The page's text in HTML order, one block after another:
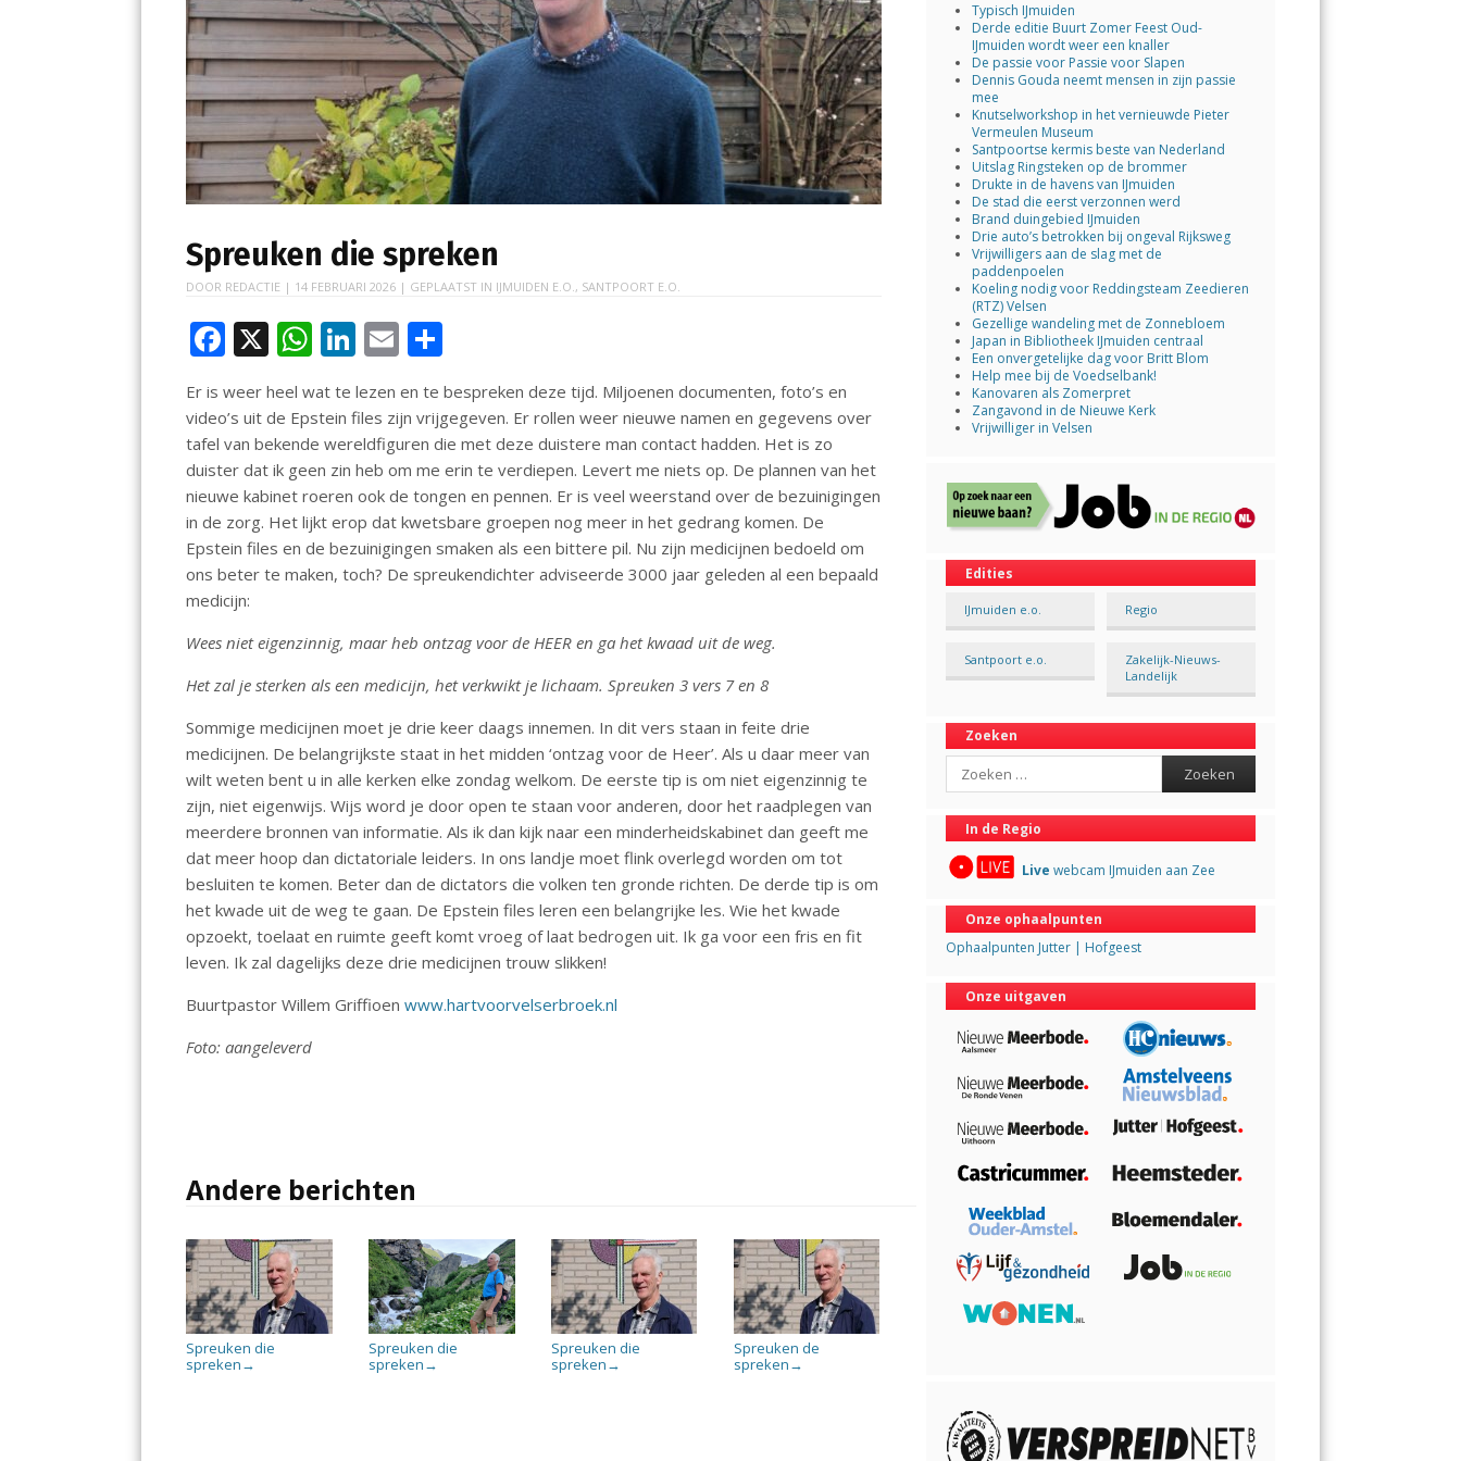
Spreuken die spreken
DOOR REDACTIE | 14 FEBRUARI 2026 | GEPLAATST IN IJMUIDEN E.O., SANTPOORT E.O.
F
ac
e
b
o
o
k
X W
h
at
s
A
p
p
Li
n
k
e
dI
n
E
m
ai
l
e
n
Er is weer heel wat te lezen en te bespreken deze tijd. Miljoenen documenten, foto’s en
video’s uit de Epstein files zijn vrijgegeven. Er rollen weer nieuwe namen en gegevens over
tafel van bekende wereldfiguren die met deze duistere man contact hadden. Het is zo
duister dat ik geen zin heb om me erin te verdiepen. Levert me niets op. De plannen van het
nieuwe kabinet roeren ook de tongen en pennen. Er is veel weerstand over de bezuinigingen
in de zorg. Het lijkt erop dat kwetsbare groepen nog meer in het gedrang komen. De
Epstein files en de bezuinigingen smaken als een bittere pil. Nu zijn medicijnen bedoeld om
ons beter te maken, toch? De spreukendichter adviseerde 3000 jaar geleden al een bepaald
medicijn:
Wees niet eigenzinnig, maar heb ontzag voor de HEER en ga het kwaad uit de weg.
Het zal je sterken als een medicijn, het verkwikt je lichaam. Spreuken 3 vers 7 en 8
Sommige medicijnen moet je drie keer daags innemen. In dit vers staan in feite drie
medicijnen. De belangrijkste staat in het midden ‘ontzag voor de Heer’. Als u daar meer van
wilt weten bent u in alle kerken elke zondag welkom. De eerste tip is om niet eigenzinnig te
zijn, niet eigenwijs. Wijs word je door open te staan voor anderen, door het raadplegen van
meerdere bronnen van informatie. Als ik dan kijk naar een minderheidskabinet dan geeft me
dat meer hoop dan dictatoriale leiders. In ons landje moet flink overlegd worden om tot
besluiten te komen. Beter dan de dictators die volken ten gronde richten. De derde tip is om
het kwade uit de weg te gaan. De Epstein files leren een belangrijke les. Wie het kwade
opzoekt, toelaat en ruimte geeft komt vroeg of laat bedrogen uit. Ik ga voor een fris en fit
leven. Ik zal dagelijks deze drie medicijnen trouw slikken!
Buurtpastor Willem Griffioenwww.hartvoorvelserbroek.nl
Foto: aangeleverd
Andere berichten
Spreuken die
spreken →
Spreuken die
spreken →
Spreuken die
spreken →
Spreuken de
spreken →
Typisch IJmuiden
Derde editie Buurt Zomer Feest Oud-
IJmuiden wordt weer een knaller
De passie voor Passie voor Slapen
Dennis Gouda neemt mensen in zijn passie
mee
Knutselworkshop in het vernieuwde Pieter
Vermeulen Museum
Santpoortse kermis beste van Nederland
Uitslag Ringsteken op de brommer
Drukte in de havens van IJmuiden
De stad die eerst verzonnen werd
Brand duingebied IJmuiden
Drie auto’s betrokken bij ongeval Rijksweg
Vrijwilligers aan de slag met de
paddenpoelen
Koeling nodig voor Reddingsteam Zeedieren
(RTZ) Velsen
Gezellige wandeling met de Zonnebloem
Japan in Bibliotheek IJmuiden centraal
Een onvergetelijke dag voor Britt Blom
Help mee bij de Voedselbank!
Kanovaren als Zomerpret
Zangavond in de Nieuwe Kerk
Vrijwilliger in Velsen
Edities
IJmuiden e.o. Regio
Santpoort e.o.
Zakelijk-Nieuws-
Landelijk
Zoeken
Search
In de Regio
Live webcam IJmuiden aan Zee
Onze ophaalpunten
Ophaalpunten Jutter | Hofgeest
Onze uitgaven